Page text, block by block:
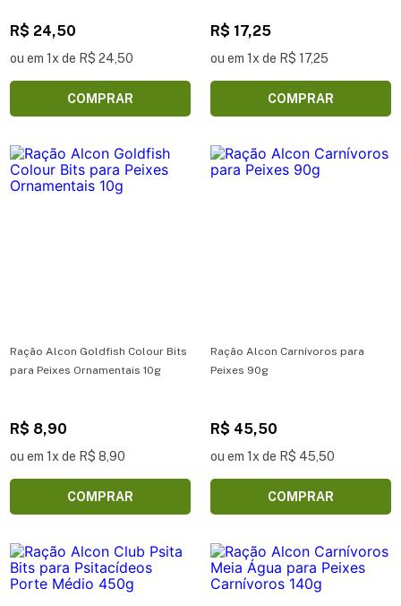
R$ 24,50
ou em 1x de R$ 24,50
COMPRAR
R$ 17,25
ou em 1x de R$ 17,25
COMPRAR
Ração Alcon Goldfish Colour Bits
para Peixes Ornamentais 10g
R$ 8,90
ou em 1x de R$ 8,90
COMPRAR
Ração Alcon Carnívoros para
Peixes 90g
R$ 45,50
ou em 1x de R$ 45,50
COMPRAR